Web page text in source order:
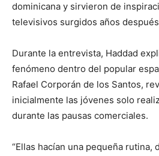
dominicana y sirvieron de
televisivos surgidos años
Durante la entrevista, Haddad
fenómeno dentro del popular
Rafael Corporán de los Santos,
inicialmente las jóvenes solo
durante las pausas comerciales.
“Ellas hacían una pequeña rutina,